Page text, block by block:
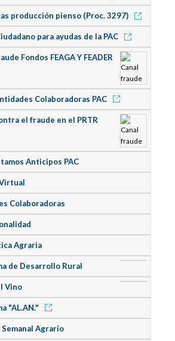
producción pienso (Proc. 3297)
para ayudas de la PAC
Fondos FEAGA Y FEADER
Colaboradoras PAC
el fraude en el PRTR
Anticipos PAC
Colaboradoras
Agraria
de Desarrollo Rural
Vino
"AL.AN."
Agrario